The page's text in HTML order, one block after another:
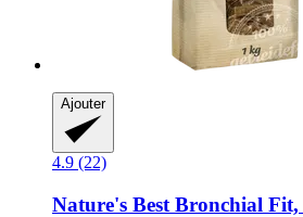
Ajouter
4.9 (22)
Nature's Best Bronchial Fit,